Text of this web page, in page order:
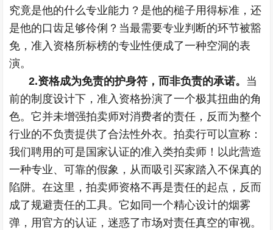
究竟是他的什么专业能力？是他的槌子用得标准，还
是他的口齿足够伶俐？当最需要专业判断的环节被豁
免，准入资格所标榜的专业性便成了一种空洞的表
演。
2.资格成为免责的护身符，而非负责的承诺。 当
前的制度设计下，准入资格扮演了一个极其扭曲的角
色。它并未增强拍卖师对消费者的责任，反而为整个
行业的不负责提供了合法性外衣。拍卖行可以宣称：
我们聘用的可是国家认证的准入类拍卖师！以此营造
一种专业、可靠的假象，从而吸引买家踏入不保真的
陷阱。在这里，拍卖师资格不再是责任的起点，反而
成了规避责任的工具。它如同一个精心设计的烟雾
弹，用官方的认证，迷惑了市场对责任真空的审视。